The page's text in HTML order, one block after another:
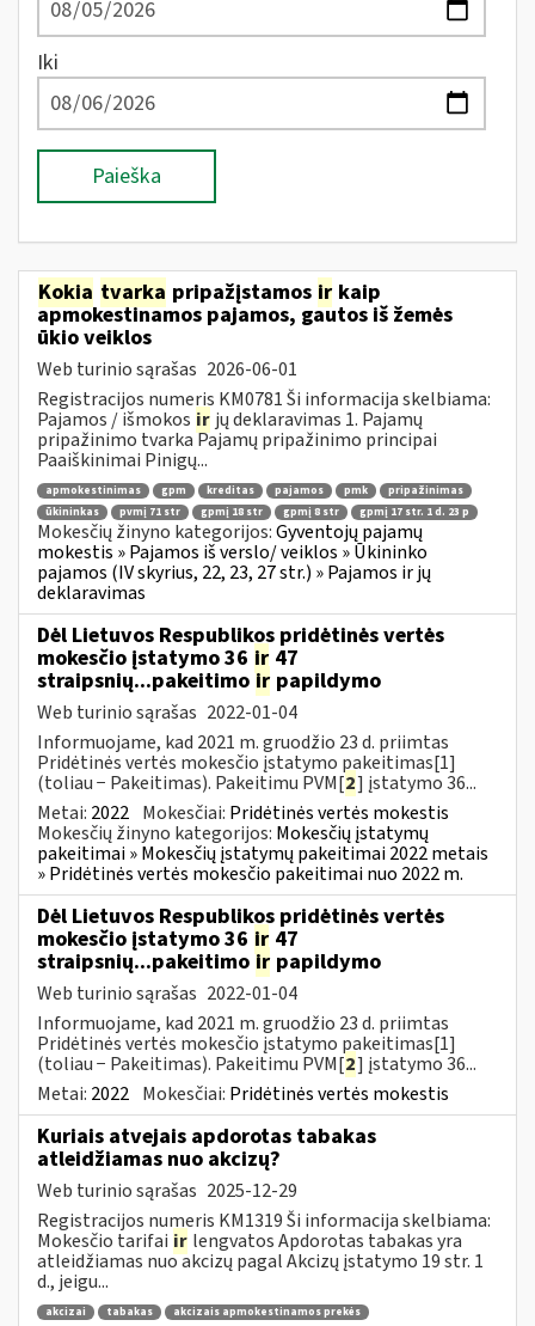
Iki
Paieška
Kokia tvarka pripažįstamos ir kaip
apmokestinamos pajamos, gautos iš žemės
ūkio veiklos
Web turinio sąrašas 2026-06-01
Registracijos numeris KM0781 Ši informacija skelbiama:
Pajamos / išmokos ir jų deklaravimas 1. Pajamų
pripažinimo tvarka Pajamų pripažinimo principai
Paaiškinimai Pinigų...
apmokestinimas gpm kreditas pajamos pmk
pripažinimas
ūkininkas
pvmį 71 str gpmį 18 str gpmį 8 str gpmį 17 str. 1 d. 23 p
Mokesčių žinyno kategorijos:Gyventojų pajamų
mokestis » Pajamos iš verslo/ veiklos » Ūkininko
pajamos (IV skyrius, 22, 23, 27 str.) » Pajamos ir jų
deklaravimas
Dėl Lietuvos Respublikos pridėtinės vertės
mokesčio įstatymo 36 ir 47
straipsnių...pakeitimo ir papildymo
Web turinio sąrašas 2022-01-04
Informuojame, kad 2021 m. gruodžio 23 d. priimtas
Pridėtinės vertės mokesčio įstatymo pakeitimas[1]
(toliau − Pakeitimas). Pakeitimu PVM[2] įstatymo 36...
Metai: 2022 Mokesčiai: Pridėtinės vertės mokestis
Mokesčių žinyno kategorijos: Mokesčių įstatymų
pakeitimai » Mokesčių įstatymų pakeitimai 2022 metais
» Pridėtinės vertės mokesčio pakeitimai nuo 2022 m.
Dėl Lietuvos Respublikos pridėtinės vertės
mokesčio įstatymo 36 ir 47
straipsnių...pakeitimo ir papildymo
Web turinio sąrašas 2022-01-04
Informuojame, kad 2021 m. gruodžio 23 d. priimtas
Pridėtinės vertės mokesčio įstatymo pakeitimas[1]
(toliau − Pakeitimas). Pakeitimu PVM[2] įstatymo 36...
Metai: 2022 Mokesčiai: Pridėtinės vertės mokestis
Kuriais atvejais apdorotas tabakas
atleidžiamas nuo akcizų?
Web turinio sąrašas 2025-12-29
Registracijos numeris KM1319 Ši informacija skelbiama:
Mokesčio tarifai ir lengvatos Apdorotas tabakas yra
atleidžiamas nuo akcizų pagal Akcizų įstatymo 19 str. 1
d., jeigu...
akcizai tabakas
akcizais apmokestinamos prekės